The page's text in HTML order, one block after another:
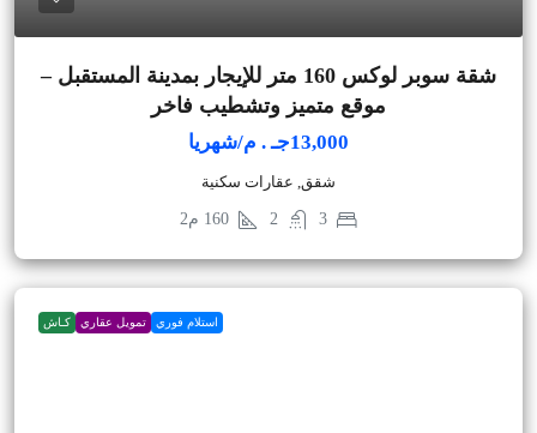
شقة سوبر لوكس 160 متر للإيجار بمدينة المستقبل –
موقع متميز وتشطيب فاخر
13,000جـ . م/شهريا
شقق, عقارات سكنية
3
2
160 م2
استلام فوري تمويل عقاري كـاش